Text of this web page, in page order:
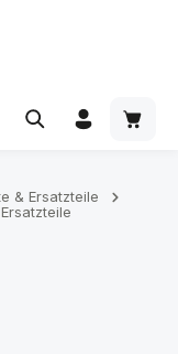
& Ersatzteile